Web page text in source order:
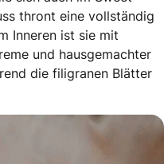
thront eine vollständig
Inneren ist sie mit
und hausgemachter
die filigranen Blätter